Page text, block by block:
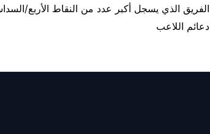
الفريق الذي يسجل أكبر عدد من النقاط الأربع/
دعائم اللاعب